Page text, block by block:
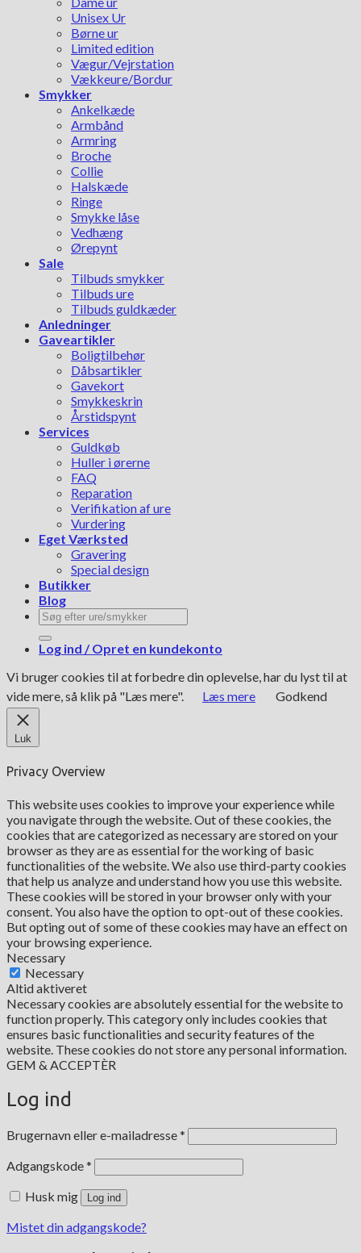
Unisex Ur
Børne ur
Limited edition
Vægur/Vejrstation
Vækkeure/Bordur
Smykker
Ankelkæde
Armbånd
Armring
Broche
Collie
Halskæde
Ringe
Smykke låse
Vedhæng
Ørepynt
Sale
Tilbuds smykker
Tilbuds ure
Tilbuds guldkæder
Anledninger
Gaveartikler
Boligtilbehør
Dåbsartikler
Gavekort
Smykkeskrin
Årstidspynt
Services
Guldkøb
Huller i ørerne
FAQ
Reparation
Verifikation af ure
Vurdering
Eget Værksted
Gravering
Special design
Butikker
Blog
Søg
efter:
Log ind / Opret en kundekonto
Vi bruger cookies til at forbedre din oplevelse, har du lyst til at
vide mere, så klik på "Læs mere".
Læs mere Godkend
Luk
Privacy Overview
This website uses cookies to improve your experience while
you navigate through the website. Out of these cookies, the
cookies that are categorized as necessary are stored on your
browser as they are as essential for the working of basic
functionalities of the website. We also use third-party cookies
that help us analyze and understand how you use this website.
These cookies will be stored in your browser only with your
consent. You also have the option to opt-out of these cookies.
But opting out of some of these cookies may have an effect on
your browsing experience.
Necessary
Necessary
Altid aktiveret
Necessary cookies are absolutely essential for the website to
function properly. This category only includes cookies that
ensures basic functionalities and security features of the
website. These cookies do not store any personal information.
GEM & ACCEPTÈR
Log ind
Brugernavn eller e-mailadresse* Påkrævet
Adgangskode* Påkrævet
Husk mig Log ind
Mistet din adgangskode?